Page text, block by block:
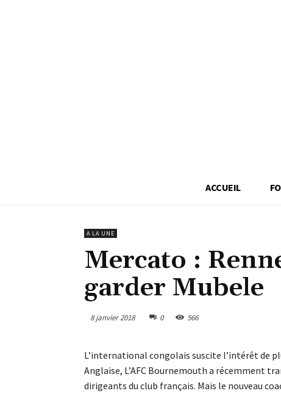
ACCUEIL
A LA UNE
Mercato :
garder Mubele
8 janvier 2018 0 566
L’international congolais suscite l’intérêt de
Anglaise, L’AFC Bournemouth a récemment
dirigeants du club français. Mais le nouveau